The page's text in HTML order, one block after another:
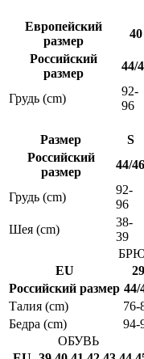
Европейский
размер
40
Российский
размер
44/
Грудь (cm)
92-
96
Размер
S
Российский
размер
44/46
Грудь (cm)
92-
96
Шея (cm)
38-
39
EU
29
Российский размер 44/
Талия (cm)
76-
Бедра (cm)
94-
ОБУВЬ